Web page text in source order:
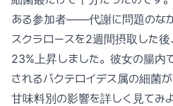
ある参加者——代謝に問題のな
スクラロースを2週間摂取した
23%上昇しました。彼女の腸内
されるバクテロイデス属の細菌
甘味料別の影響を詳しく見てみ